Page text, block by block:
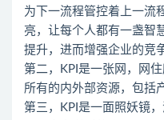
为下一流程管控着上一流
亮，让每个人都有一盏智
提升，进而增强企业的竞
第二，KPI是一张网，网
所有的内外部资源，包括
第三，KPI是一面照妖镜